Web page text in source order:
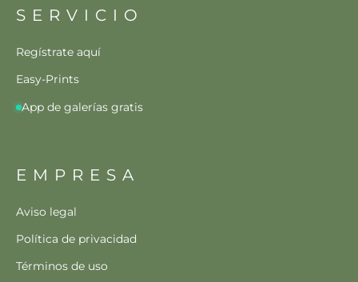
SERVICIO
Regístrate aquí
Easy-Prints
App de galerías gratis
EMPRESA
Aviso legal
Política de privacidad
Términos de uso